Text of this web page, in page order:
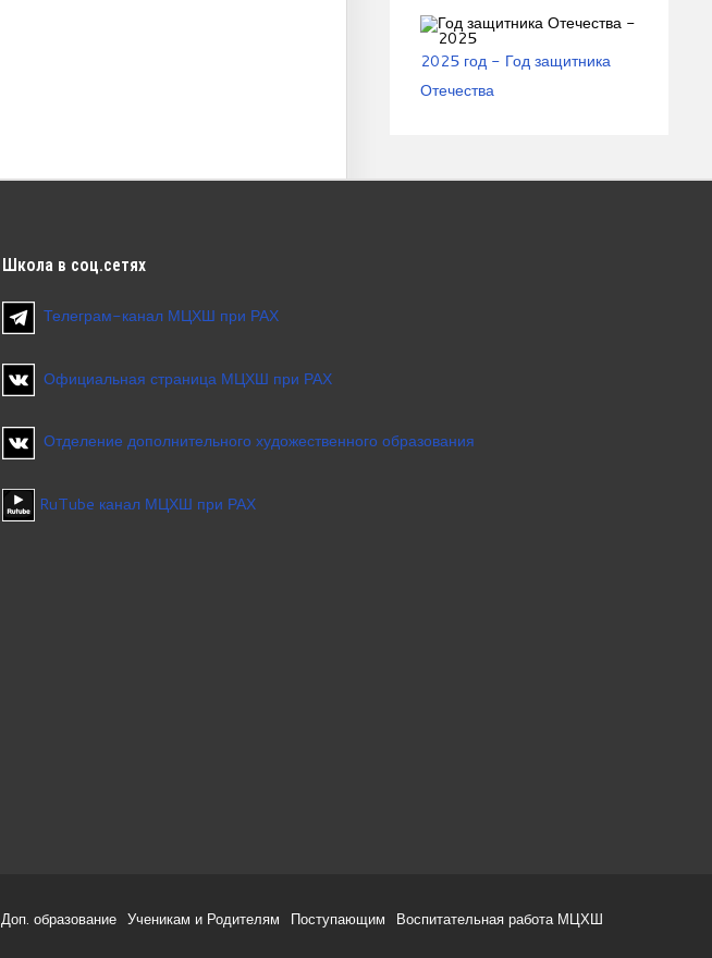
2025 год - Год защитника
Отечества
Школа в соц.сетях
Телеграм-канал МЦХШ при РАХ
Официальная страница МЦХШ при РАХ
Отделение дополнительного художественного образования
RuTube канал МЦХШ при РАХ
Доп. образование Ученикам и Родителям Поступающим Воспитательная работа МЦХШ